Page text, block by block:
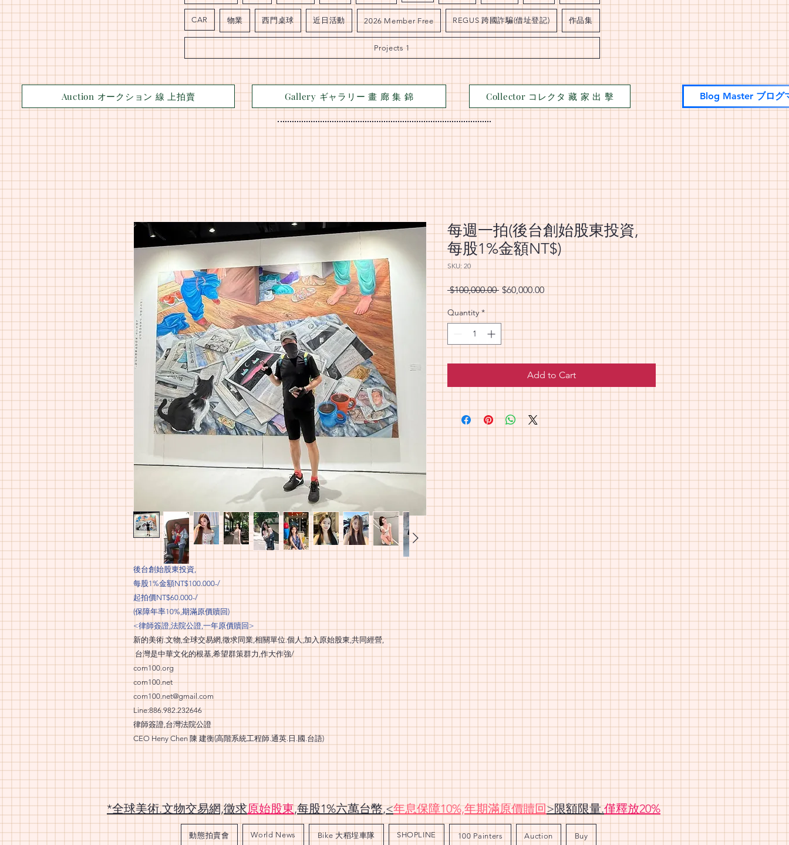
CAR 物業 西門桌球 近日活動 2026 Member Free REGUS 跨國詐騙(借址登記) 作品集
Projects 1
Auction オークション 線 上拍賣 Gallery ギャラリー 畫 廊 集 錦 Collector コレクタ 藏 家 出 擊 Blog Master ブログ
後台創始股東投資,
每股1%金額NT$100.000-/
起拍價NT$60.000-/
(保障年率10%,期滿原價贖回)
<律師簽證,法院公證,一年原價贖回>
新的美術.文物,全球交易網,徵求同業,相關單位.個人,加入原始股東,共同經營,
台灣是中華文化的根基,希望群策群力,作大作強/
com100.org
com100.net
com100.net@gmail.com
Line:886.982.232646
律師簽證,台灣法院公證
CEO Heny Chen 陳 建衡(高階系統工程師.通英.日.國.台語)
每週一拍(後台創始股東投資,
每股1%金額NT$)
SKU: 20
$100,000.00 Regular Price
$60,000.00Sale Price
Quantity *
Add to Cart
*全球美術.文物交易網,徵求原始股東,每股1%六萬台幣,<年息保障10%,年期滿原價贖回>限額限量.僅釋放20%
動態拍賣會 World News Bike 大稻埕車隊 SHOPLINE 100 Painters Auction Buy